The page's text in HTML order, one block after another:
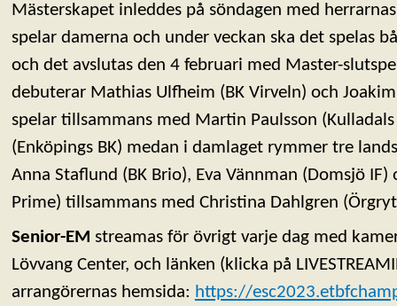
Mästerskapet inleddes på söndagen med
spelar damerna och under veckan ska det spelas
och det avslutas den 4 februari med Master-
debuterar Mathias Ulfheim (BK Virveln) och Joakim
spelar tillsammans med Martin Paulsson (Kulladals
(Enköpings BK) medan i damlaget rymmer tre
Anna Staflund (BK Brio), Eva Vännman (Domsjö IF)
Prime) tillsammans med Christina Dahlgren
Senior-EM streamas för övrigt varje dag med
Lövvang Center, och länken (klicka på
arrangörernas hemsida: https://